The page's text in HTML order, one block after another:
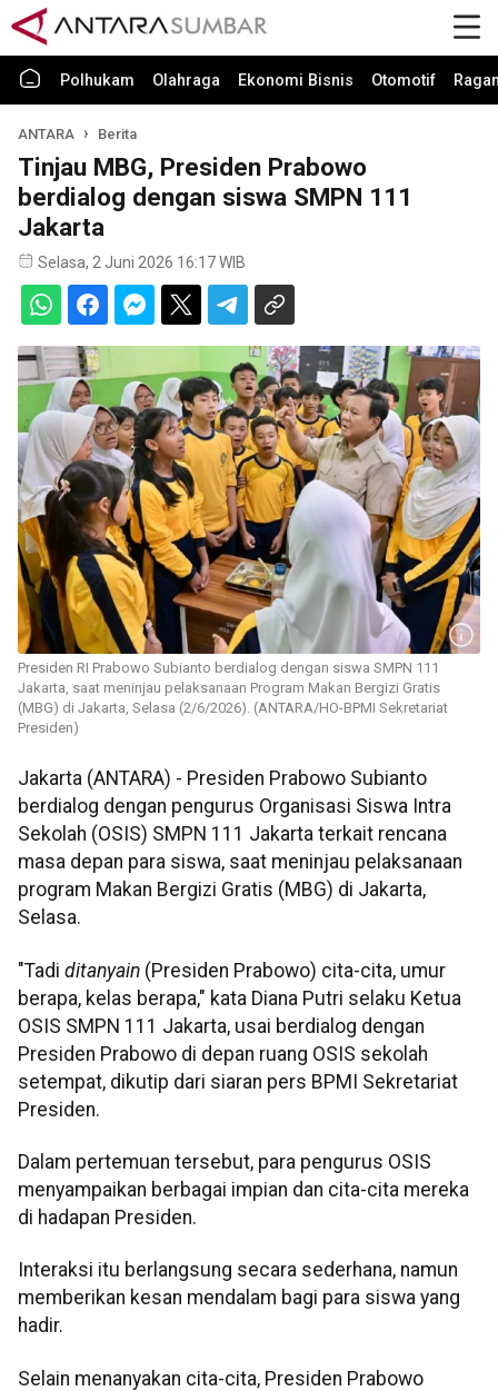
Polhukam Olahraga Ekonomi Bisnis Otomotif
ANTARA Berita
Tinjau MBG, Presiden Prabowo
berdialog dengan siswa SMPN 111
Jakarta
Selasa, 2 Juni 2026 16:17 WIB
Presiden RI Prabowo Subianto berdialog dengan siswa SMPN 111
Jakarta, saat meninjau pelaksanaan Program Makan Bergizi Gratis
(MBG) di Jakarta, Selasa (2/6/2026). (ANTARA/HO-BPMI Sekretariat
Presiden)
Jakarta (ANTARA) - Presiden Prabowo Subianto
berdialog dengan pengurus Organisasi Siswa Intra
Sekolah (OSIS) SMPN 111 Jakarta terkait rencana
masa depan para siswa, saat meninjau pelaksanaan
program Makan Bergizi Gratis (MBG) di Jakarta,
Selasa.
"Tadi ditanyain (Presiden Prabowo) cita-cita, umur
berapa, kelas berapa," kata Diana Putri selaku Ketua
OSIS SMPN 111 Jakarta, usai berdialog dengan
Presiden Prabowo di depan ruang OSIS sekolah
setempat, dikutip dari siaran pers BPMI Sekretariat
Presiden.
Dalam pertemuan tersebut, para pengurus OSIS
menyampaikan berbagai impian dan cita-cita mereka
di hadapan Presiden.
Interaksi itu berlangsung secara sederhana, namun
memberikan kesan mendalam bagi para siswa yang
hadir.
Selain menanyakan cita-cita, Presiden Prabowo